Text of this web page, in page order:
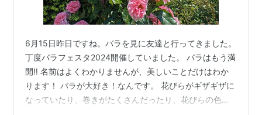
6月15日昨日ですね。バラを見に友達と行ってきました。
丁度バラフェスタ2024開催していました。 バラはもう満
開‼ 名前はよくわかりませんが、美しいことだけはわか
ります！ バラが大好き！なんです。 花びらがギザギザに
なっていたり、巻きがたくさんだったり、花びらの色が